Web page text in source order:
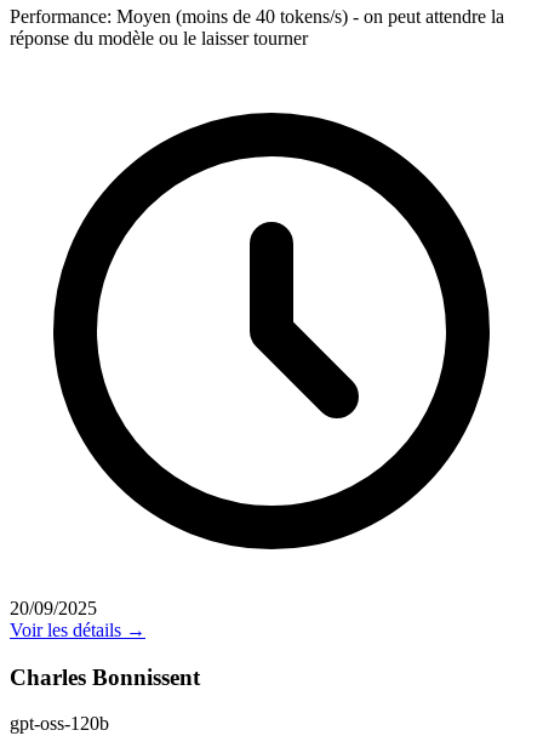
Performance: Moyen (moins de 40 tokens/s) - on peut attendre la
réponse du modèle ou le laisser tourner
20/09/2025
Voir les détails →
Charles Bonnissent
gpt-oss-120b